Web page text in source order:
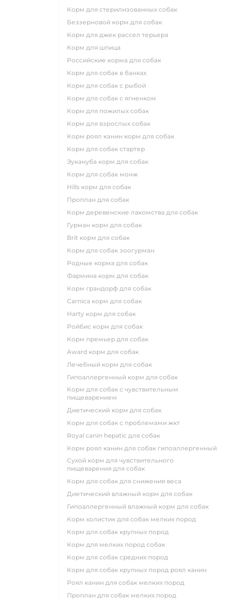
корм для стерилизованных собак
беззерновой корм для собак
корм для джек рассел терьера
корм для шпица
российские корма для собак
корм для собак в банках
корм для собак с рыбой
корм для собак с ягненком
корм для пожилых собак
корм для взрослых собак
корм роял канин корм для собак
корм для собак стартер
эукануба корм для собак
корм для собак монж
hills корм для собак
проплан для собак
корм деревенские лакомства для собак
гурман корм для собак
brit корм для собак
корм для собак зоогурман
родные корма для собак
фармина корм для собак
корм грандорф для собак
carnica корм для собак
harty корм для собак
ройбис корм для собак
корм премьер для собак
award корм для собак
лечебный корм для собак
гипоаллергенный корм для собак
корм для собак с чувствительным
пищеварением
диетический корм для собак
корм для собак с проблемами жкт
royal canin hepatic для собак
корм роял канин для собак гипоаллергенный
сухой корм для чувствительного
пищеварения для собак
корм для собак для снижения веса
диетический влажный корм для собак
гипоаллергенный влажный корм для собак
корм холистик для собак мелких пород
корм для собак крупных пород
корм для мелких пород собак
корм для собак средних пород
корм для собак крупных пород роял канин
роял канин для собак мелких пород
проплан для собак мелких пород